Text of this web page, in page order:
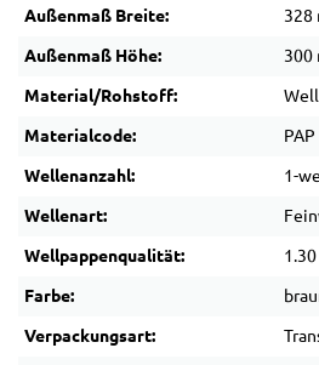
Außenmaß Breite: 328
Außenmaß Höhe: 300
Material/Rohstoff:
Materialcode:
Wellenanzahl: 1-
Wellenart:
Wellpappenqualität:
Farbe:
Verpackungsart: